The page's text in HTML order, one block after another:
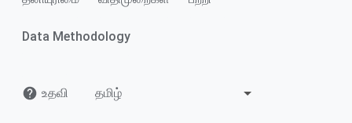
Data Methodology
உதவி